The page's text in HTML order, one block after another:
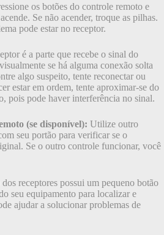
os botões do controle remoto e
Se não acender, troque as pilhas.
pode estar no receptor.
é a parte que recebe o sinal do
se há alguma conexão solta
algo suspeito, tente reconectar ou
estar em ordem, tente aproximar-se do
pois pode haver interferência no sinal.
(se disponível): Utilize outro
seu portão para verificar se o
Se o outro controle funcionar, você
receptores possui um pequeno botão
seu equipamento para localizar e
ajudar a solucionar problemas de